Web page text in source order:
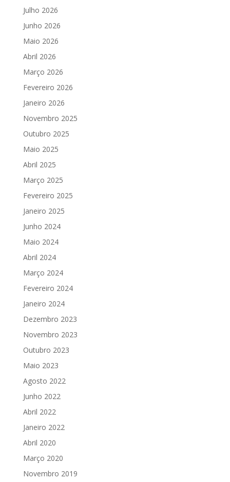
Julho 2026
Junho 2026
Maio 2026
Abril 2026
Março 2026
Fevereiro 2026
Janeiro 2026
Novembro 2025
Outubro 2025
Maio 2025
Abril 2025
Março 2025
Fevereiro 2025
Janeiro 2025
Junho 2024
Maio 2024
Abril 2024
Março 2024
Fevereiro 2024
Janeiro 2024
Dezembro 2023
Novembro 2023
Outubro 2023
Maio 2023
Agosto 2022
Junho 2022
Abril 2022
Janeiro 2022
Abril 2020
Março 2020
Novembro 2019